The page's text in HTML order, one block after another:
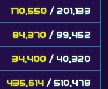
170,550 / 201,133
84,370 / 99,452
34,400 / 40,320
435,614 / 510,478